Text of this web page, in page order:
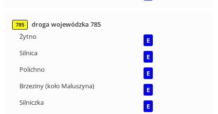
785
droga wojewódzka 785
Żytno
E
Silnica
E
Polichno
E
Brzeziny (koło Maluszyna)
E
Silniczka
E